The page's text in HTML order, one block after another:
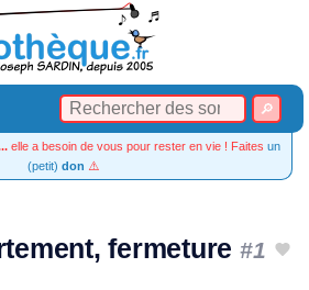
elle a besoin de vous pour rester en vie ! Faites un
(petit) don ⚠️
fermeture #1